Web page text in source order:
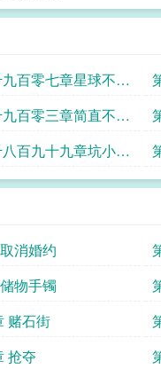
百零七章星球不富
百零三章简直不能
百九十九章坑小跟
气
消婚约
物手镯
赌石街
抢夺